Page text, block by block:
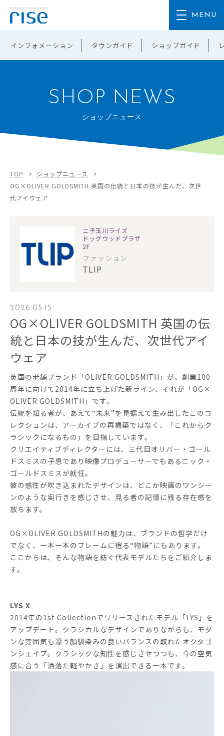
インフォメーション タウンガイド ショップガイド
SHOP NEWS
ショップニュース
TOP
ショップニュース
OG×OLIVER GOLDSMITH 英国の伝統と日本の技が生んだ、次世
代アイウェア
二子玉川ライズ
ドッグウッドプラザ
2F
ファッション
TLIP
2026.05.15
OG×OLIVER GOLDSMITH 英国の伝
統と日本の技が生んだ、次世代アイ
ウェア
英国の老舗ブランド「OLIVER GOLDSMITH」が、創業100
周年に向けて2014年に立ち上げた新ライン、それが「OG×
OLIVER GOLDSMITH」です。
伝統を知る者が、あえて“未来”を見据えて生み出したこのコ
レクションは、アーカイブの再構築ではなく、「これからク
ラシックになるもの」を目指しています。
クリエイティブディレクターには、三代目オリバー・ゴール
ドスミスの子息であり映像プロデューサーでもあるニック・
ゴールドスミスが就任。
彼の感性が吹き込まれたデザインは、どこか映画のワンシー
ンのような奥行きを感じさせ、見る者の記憶に残る存在感を
放ちます。
OG×OLIVER GOLDSMITHの魅力は、ブランドの哲学だけ
でなく、一本一本のフレームに宿る“物語”にもあります。
ここからは、そんな物語を紡ぐ代表モデルたちをご紹介しま
す。
LYS X
2014年の1st Collectionでリリースされたモデル「LYS」を
アップデート。クラシカルなデザインでありながらも、モダ
ンな雰囲気も漂う顔馴染みの良いバランスの取れたオクタゴ
ンシェイプ。クラシックな知性を感じさせつつも、今の空気
感に合う「洒落た軽やかさ」を演出できる一本です。